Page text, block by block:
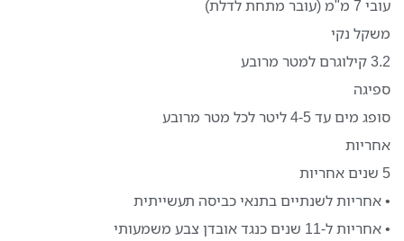
עובי 7 מ"מ (עובר מתחת לדלת)
משקל נקי
3.2 קילוגרם למטר מרובע
ספיגה
סופג מים עד 4-5 ליטר לכל מטר מרובע
אחריות
5 שנים אחריות
• אחריות לשנתיים בתנאי כביסה תעשייתית
• אחריות ל-11 שנים כנגד אובדן צבע משמעותי